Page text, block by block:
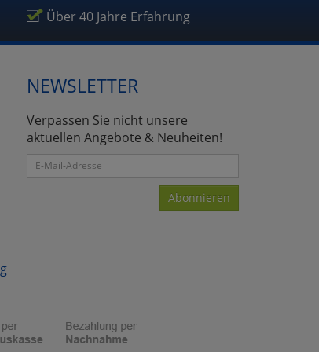
Über 40 Jahre Erfahrung
NEWSLETTER
Verpassen Sie nicht unsere
aktuellen Angebote & Neuheiten!
Abonnieren